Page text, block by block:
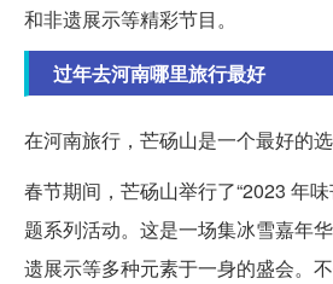
和非遗展示等精彩节目。
过年去河南哪里旅行最好
在河南旅行，芒砀山是一个最好的选
春节期间，芒砀山举行了“2023 年
题系列活动。这是一场集冰雪嘉年
遗展示等多种元素于一身的盛会。